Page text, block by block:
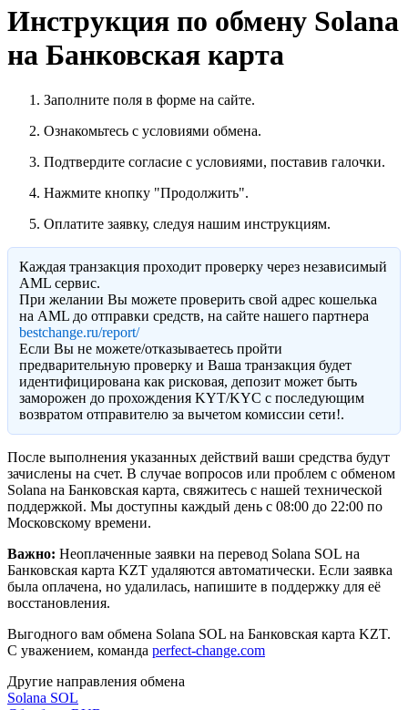
Инструкция по обмену Solana
на Банковская карта
Заполните поля в форме на сайте.
Ознакомьтесь с условиями обмена.
Подтвердите согласие с условиями, поставив галочки.
Нажмите кнопку "Продолжить".
Оплатите заявку, следуя нашим инструкциям.
Каждая транзакция проходит проверку через независимый
AML сервис.
При желании Вы можете проверить свой адрес кошелька
на AML до отправки средств, на сайте нашего партнера
bestchange.ru/report/
Eсли Вы не можете/отказываетесь пройти
предварительную проверку и Ваша транзакция будет
идентифицирована как рисковая, депозит может быть
заморожен до прохождения KYT/KYC с последующим
возвратом отправителю за вычетом комиссии сети!.
После выполнения указанных действий ваши средства будут
зачислены на счет. В случае вопросов или проблем с обменом
Solana на Банковская карта, свяжитесь с нашей технической
поддержкой. Мы доступны каждый день с 08:00 до 22:00 по
Московскому времени.
Важно: Неоплаченные заявки на перевод Solana SOL на
Банковская карта KZT удаляются автоматически. Если заявка
была оплачена, но удалилась, напишите в поддержку для её
восстановления.
Выгодного вам обмена Solana SOL на Банковская карта KZT.
С уважением, команда perfect-change.com
Другие направления обмена
Solana SOL